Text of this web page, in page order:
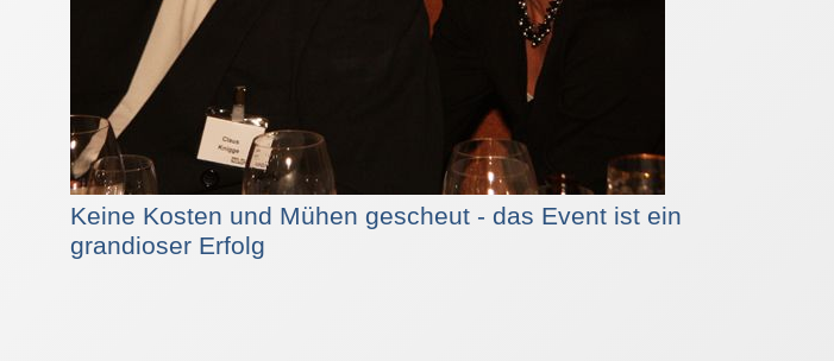
Keine Kosten und Mühen gescheut - das Event ist ein
grandioser Erfolg